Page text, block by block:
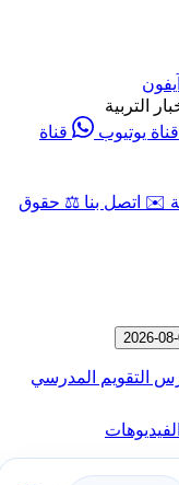
التربية
قناة يوتيوب
قناة
✉️ اتصل بنا ⚖️ حقوق
التقويم المدرسي